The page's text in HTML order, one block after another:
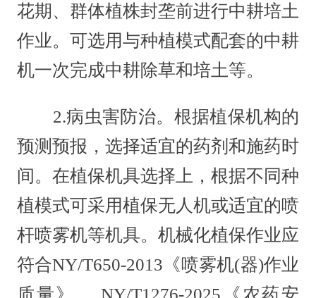
花期、群体植株封垄前进行中耕培土
作业。可选用与种植模式配套的中耕
机一次完成中耕除草和培土等。
2.病虫害防治。根据植保机构的
预测预报，选择适宜的药剂和施药时
间。在植保机具选择上，根据不同种
植模式可采用植保无人机或适宜的喷
杆喷雾机等机具。机械化植保作业应
符合NY/T650-2013《喷雾机(器)作业
质量》、 NY/T1276-2025《农药安